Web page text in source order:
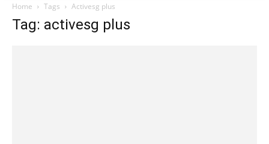
Home Tags Activesg plus
Tag: activesg plus